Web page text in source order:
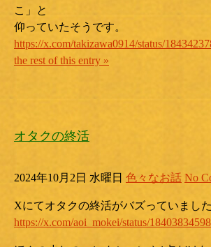
こ」と
仰っていたそうです。
https://x.com/takizawa0914/status/
the rest of this entry »
オタクの終活
2024年10月2日 水曜日 色々なお話 No
Xにてオタクの終活がバズっていました
https://x.com/aoi_mokei/status/